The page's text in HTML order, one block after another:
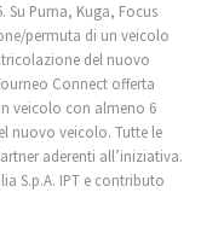
Su Puma, Kuga, Focus
permuta di un veicolo
del nuovo
Connect offerta
veicolo con almeno 6
nuovo veicolo. Tutte le
aderenti all’iniziativa.
S.p.A. IPT e contributo